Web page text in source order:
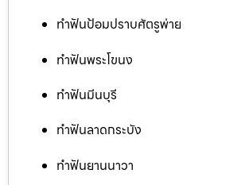
ทำฟันป้อมปราบศัตรูพ่าย
ทำฟันพระโขนง
ทำฟันมีนบุรี
ทำฟันลาดกระบัง
ทำฟันยานนาวา